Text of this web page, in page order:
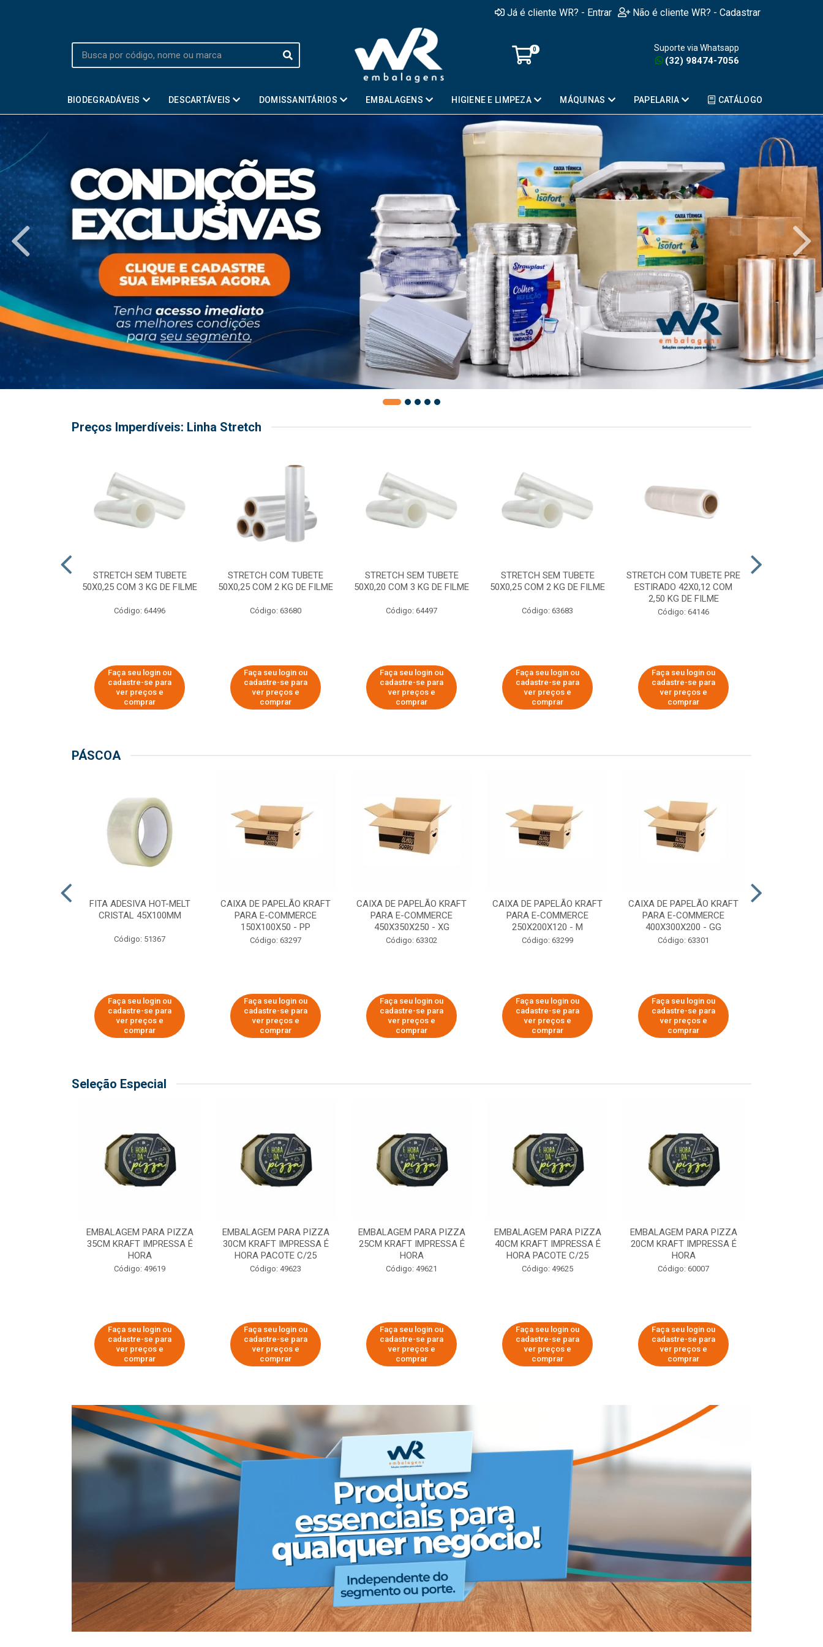
Já é cliente WR? - Entrar Não é cliente WR? - Cadastrar
0 Suporte via Whatsapp
(32) 98474-7056
BIODEGRADÁVEIS DESCARTÁVEIS DOMISSANITÁRIOS EMBALAGENS HIGIENE E LIMPEZA MÁQUINAS PAPELARIA CATÁLOGO
Preços Imperdíveis: Linha Stretch
STRETCH SEM TUBETE
50X0,25 COM 3 KG DE FILME
Código: 64496
Faça seu login ou
cadastre-se para
ver preços e
comprar
STRETCH COM TUBETE
50X0,25 COM 2 KG DE FILME
Código: 63680
Faça seu login ou
cadastre-se para
ver preços e
comprar
STRETCH SEM TUBETE
50X0,20 COM 3 KG DE FILME
Código: 64497
Faça seu login ou
cadastre-se para
ver preços e
comprar
STRETCH SEM TUBETE
50X0,25 COM 2 KG DE FILME
Código: 63683
Faça seu login ou
cadastre-se para
ver preços e
comprar
STRETCH COM TUBETE PRE
ESTIRADO 42X0,12 COM
2,50 KG DE FILME
Código: 64146
Faça seu login ou
cadastre-se para
ver preços e
comprar
PÁSCOA
FITA ADESIVA HOT-MELT
CRISTAL 45X100MM
Código: 51367
Faça seu login ou
cadastre-se para
ver preços e
comprar
CAIXA DE PAPELÃO KRAFT
PARA E-COMMERCE
150X100X50 - PP
Código: 63297
Faça seu login ou
cadastre-se para
ver preços e
comprar
CAIXA DE PAPELÃO KRAFT
PARA E-COMMERCE
450X350X250 - XG
Código: 63302
Faça seu login ou
cadastre-se para
ver preços e
comprar
CAIXA DE PAPELÃO KRAFT
PARA E-COMMERCE
250X200X120 - M
Código: 63299
Faça seu login ou
cadastre-se para
ver preços e
comprar
CAIXA DE PAPELÃO KRAFT
PARA E-COMMERCE
400X300X200 - GG
Código: 63301
Faça seu login ou
cadastre-se para
ver preços e
comprar
Seleção Especial
EMBALAGEM PARA PIZZA
35CM KRAFT IMPRESSA É
HORA
Código: 49619
Faça seu login ou
cadastre-se para
ver preços e
comprar
EMBALAGEM PARA PIZZA
30CM KRAFT IMPRESSA É
HORA PACOTE C/25
Código: 49623
Faça seu login ou
cadastre-se para
ver preços e
comprar
EMBALAGEM PARA PIZZA
25CM KRAFT IMPRESSA É
HORA
Código: 49621
Faça seu login ou
cadastre-se para
ver preços e
comprar
EMBALAGEM PARA PIZZA
40CM KRAFT IMPRESSA É
HORA PACOTE C/25
Código: 49625
Faça seu login ou
cadastre-se para
ver preços e
comprar
EMBALAGEM PARA PIZZA
20CM KRAFT IMPRESSA É
HORA
Código: 60007
Faça seu login ou
cadastre-se para
ver preços e
comprar